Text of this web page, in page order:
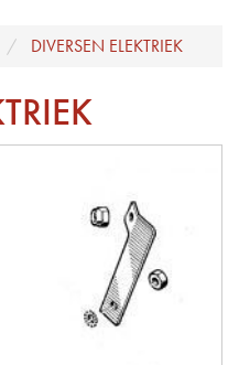
DIVERSEN ELEKTRIEK